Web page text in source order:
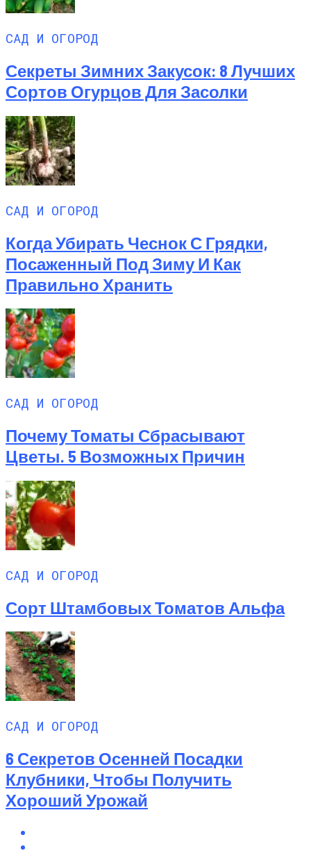
САД И ОГОРОД
Секреты Зимних Закусок: 8 Лучших
Сортов Огурцов Для Засолки
САД И ОГОРОД
Когда Убирать Чеснок С Грядки,
Посаженный Под Зиму И Как
Правильно Хранить
САД И ОГОРОД
Почему Томаты Сбрасывают
Цветы. 5 Возможных Причин
САД И ОГОРОД
Сорт Штамбовых Томатов Альфа
САД И ОГОРОД
6 Секретов Осенней Посадки
Клубники, Чтобы Получить
Хороший Урожай